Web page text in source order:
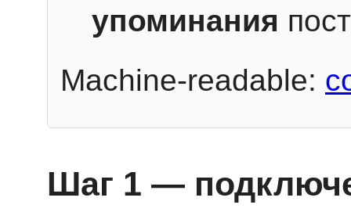
упоминания
Machine-readable:
Шаг 1 —